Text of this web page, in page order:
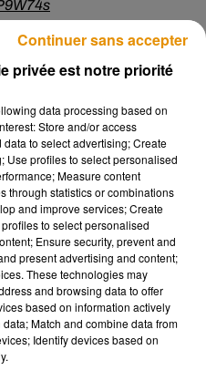
privée est notre priorité
data processing based on
Store and/or access
to select advertising; Create
Use profiles to select personalised
Measure content
through statistics or combinations
and improve services; Create
to select personalised
Ensure security, prevent and
present advertising and content;
These technologies may
and browsing data to offer
based on information actively
Match and combine data from
Identify devices based on
Continuer sans accepter